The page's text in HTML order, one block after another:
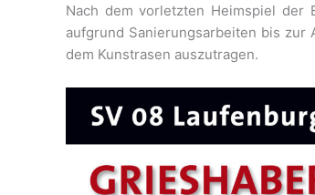
Nach dem vorletzten Heimspiel der
aufgrund Sanierungsarbeiten bis zur
dem Kunstrasen auszutragen.